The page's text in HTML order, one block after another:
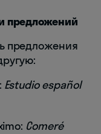
предложений
предложения
Estudio español
Comeré